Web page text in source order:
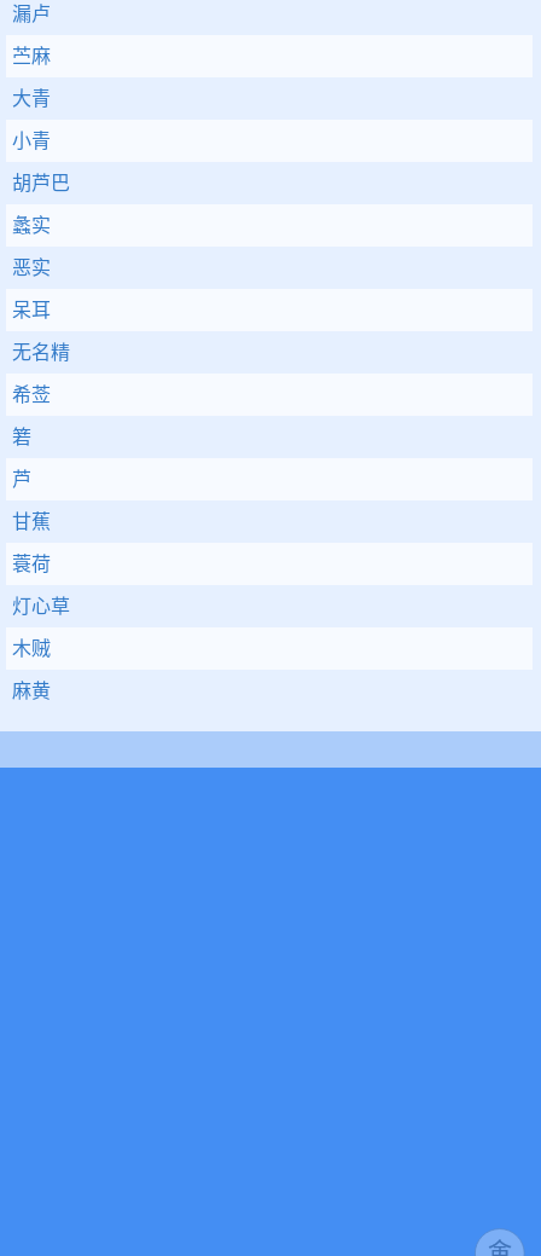
漏卢
苎麻
大青
小青
胡芦巴
蠡实
恶实
呆耳
无名精
希莶
箬
芦
甘蕉
蓑荷
灯心草
木贼
麻黄